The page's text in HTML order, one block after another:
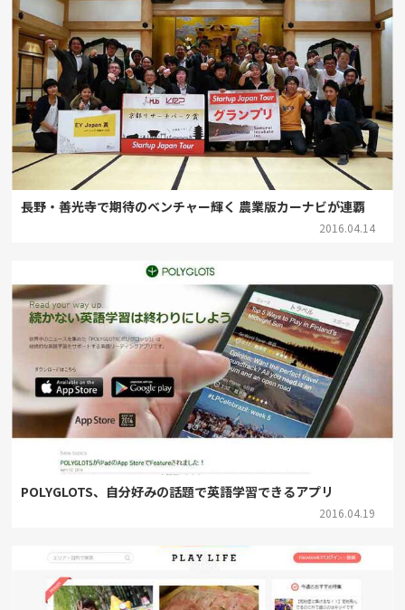
長野・善光寺で期待のベンチャー輝く 農業版カーナビが連覇
2016.04.14
POLYGLOTS、自分好みの話題で英語学習できるアプリ
2016.04.19